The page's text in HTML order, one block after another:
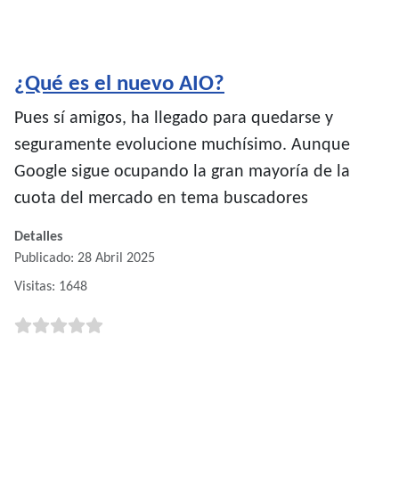
¿Qué es el nuevo AIO?
Pues sí amigos, ha llegado para quedarse y
seguramente evolucione muchísimo. Aunque
Google sigue ocupando la gran mayoría de la
cuota del mercado en tema buscadores
Detalles
Publicado: 28 Abril 2025
Visitas: 1648